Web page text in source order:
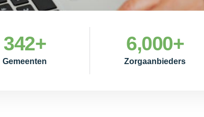
Gemeenten
342+
Zorgaanbieders
6,000+